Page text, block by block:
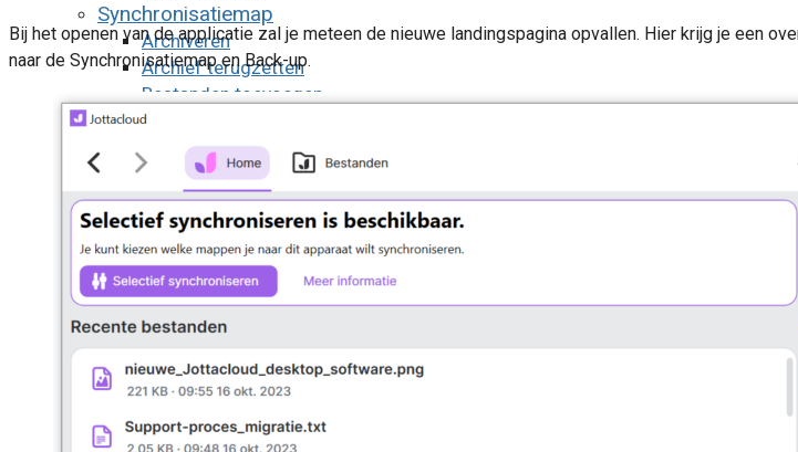
Synchronisatiemap
Archiveren
Archief terugzetten
Bestanden toevoegen
Selectief synchroniseren
Delen
Delen met personen
Openbare URL aanmaken
Openbare URL verwijderen
Reageren op een album of foto
Bedrijfsaccount
Bedrijfsaccount aanmaken
Functies bedrijfsaccount
Gebruiker toevoegen
Hoe verwijder je een gebruiker
Veelgestelde vragen
Bij het openen van de applicatie zal je meteen de nieuwe landingspagina opvallen. Hier krijg je een
naar de Synchronisatiemap en Back-up.